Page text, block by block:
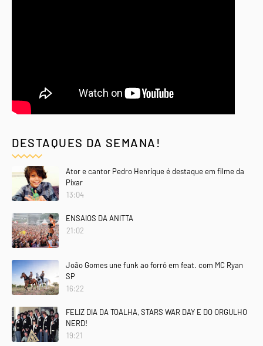
DESTAQUES DA SEMANA!
Ator e cantor Pedro Henrique é destaque em filme da
Pixar
13:04
ENSAIOS DA ANITTA
21:02
João Gomes une funk ao forró em feat. com MC Ryan
SP
16:22
FELIZ DIA DA TOALHA, STARS WAR DAY E DO ORGULHO
NERD!
19:21